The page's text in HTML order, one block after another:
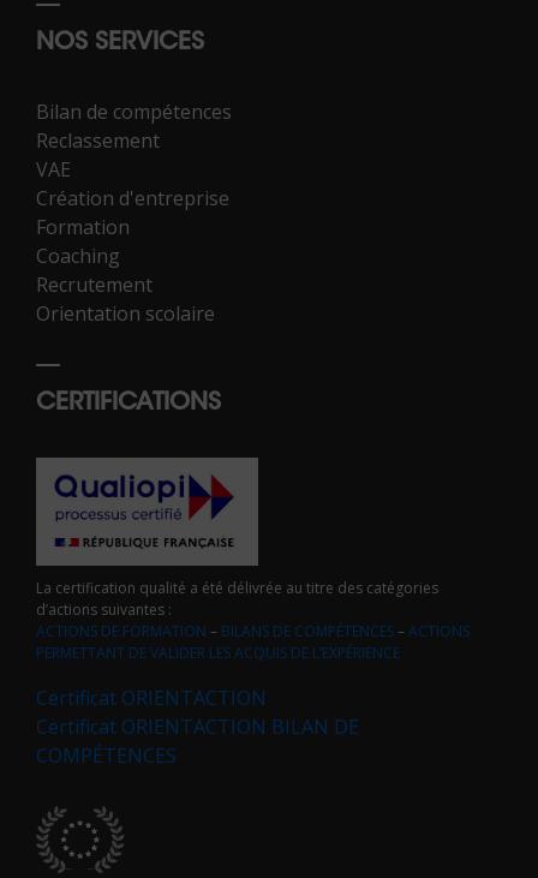
NOS SERVICES
Bilan de compétences
Reclassement
VAE
Création d'entreprise
Formation
Coaching
Recrutement
Orientation scolaire
CERTIFICATIONS
La certification qualité a été délivrée au titre des catégories
d’actions suivantes :
ACTIONS DE FORMATION – BILANS DE COMPÉTENCES–ACTIONS
PERMETTANT DE VALIDER LES ACQUIS DE L’EXPÉRIENCE
Certificat ORIENTACTION
Certificat ORIENTACTION BILAN DE
COMPÉTENCES